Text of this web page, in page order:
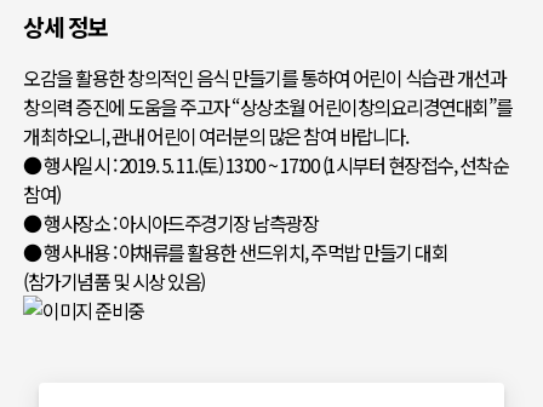
상세 정보
오감을 활용한 창의적인 음식 만들기를 통하여 어린이 식습관 개선과
창의력 증진에 도움을 주고자 “상상초월 어린이창의요리경연대회”를
개최하오니, 관내 어린이 여러분의 많은 참여 바랍니다.
● 행사일시 : 2019. 5. 11.(토) 13:00 ~ 17:00 (1시부터 현장접수, 선착순
참여)
● 행사장소 : 아시아드주경기장 남측광장
● 행사내용 : 야채류를 활용한 샌드위치, 주먹밥 만들기 대회
(참가기념품 및 시상 있음)